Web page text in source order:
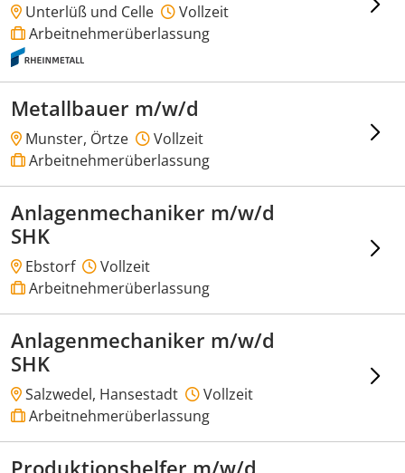
Unterlüß und Celle
Vollzeit
Arbeitnehmerüberlassung
Metallbauer m/w/d
Munster, Örtze
Vollzeit
Arbeitnehmerüberlassung
Anlagenmechaniker m/w/d
SHK
Ebstorf
Vollzeit
Arbeitnehmerüberlassung
Anlagenmechaniker m/w/d
SHK
Salzwedel, Hansestadt
Vollzeit
Arbeitnehmerüberlassung
Produktionshelfer m/w/d